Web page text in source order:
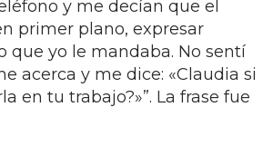
y me decían que el
primer plano, expresar
que yo le mandaba. No sentí
acerca y me dice: «Claudia si
en tu trabajo?»”. La frase fue